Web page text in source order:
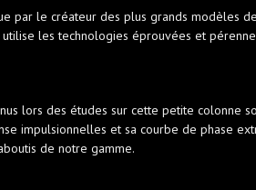
par le créateur des plus grands modèles
les technologies éprouvées et
lors des études sur cette petite colonne
impulsionnelles et sa courbe de phase
de notre gamme.